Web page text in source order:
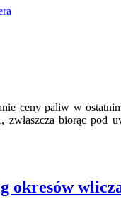
ceny paliw w ostatnim
biorąc pod
okresów